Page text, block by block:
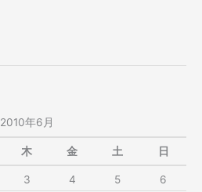
2010年6月
木 金 土 日
3 4 5
6